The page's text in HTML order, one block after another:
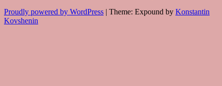
Proudly powered by WordPress
Theme: Expound by Konstantin
Kovshenin